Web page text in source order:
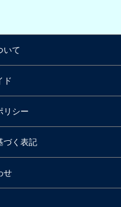
いて
ド
リシー
づく表記
せ